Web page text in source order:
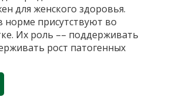
и
производства
пробиотических
препаратов
для женского здоровья.
норме присутствуют во
Их роль –– поддерживать
рост патогенных
недостаточно из-за приема
гормональных сбоев, могут
с пробиотиками. Важно, чтобы